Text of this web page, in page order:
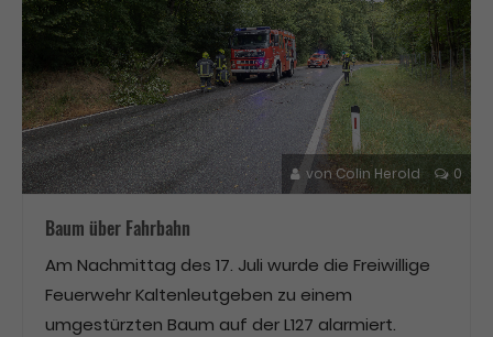
vonColin Herold 0
Baum über Fahrbahn
Am Nachmittag des 17. Juli wurde die Freiwillige
Feuerwehr Kaltenleutgeben zu einem
umgestürzten Baum auf der L127 alarmiert.